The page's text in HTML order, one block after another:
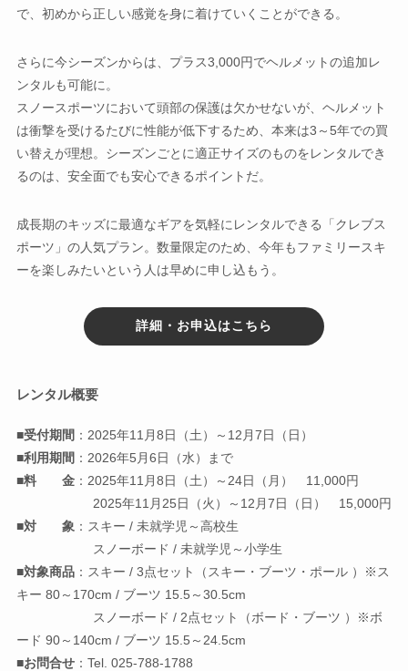
で、初めから正しい感覚を身に着けていくことができる。
さらに今シーズンからは、プラス3,000円でヘルメットの追加レ
ンタルも可能に。
スノースポーツにおいて頭部の保護は欠かせないが、ヘルメット
は衝撃を受けるたびに性能が低下するため、本来は3～5年での買
い替えが理想。シーズンごとに適正サイズのものをレンタルでき
るのは、安全面でも安心できるポイントだ。
成長期のキッズに最適なギアを気軽にレンタルできる「クレブス
ポーツ」の人気プラン。数量限定のため、今年もファミリースキ
ーを楽しみたいという人は早めに申し込もう。
詳細・お申込はこちら
レンタル概要
■受付期間 ：2025年11月8日（土）～12月7日（日）
■利用期間 ：2026年5月6日（水）まで
■料 金：2025年11月8日（土）～24日（月） 11,000円
2025年11月25日（火）～12月7日（日） 15,000円
■対 象 ：スキー / 未就学児～高校生
スノーボード / 未就学児～小学生
■対象商品：スキー / 3点セット（スキー・ブーツ・ポール ）※ス
キー 80～170cm / ブーツ 15.5～30.5cm
スノーボード / 2点セット（ボード・ブーツ ）※ボ
ード 90～140cm / ブーツ 15.5～24.5cm
■お問合せ：Tel. 025-788-1788